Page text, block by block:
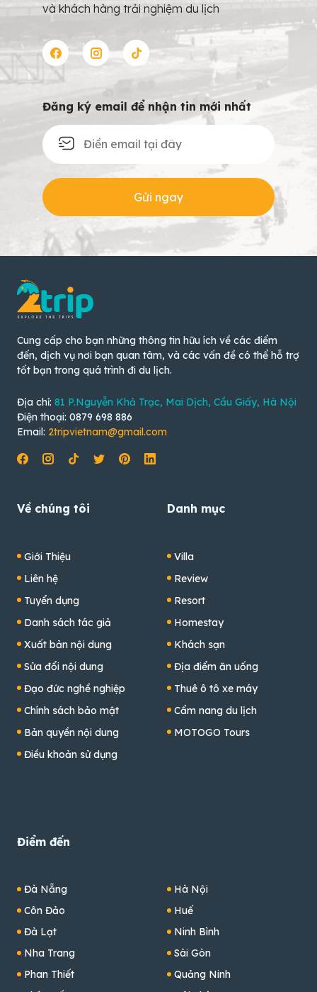
và khách hàng trải nghiệm du lịch
Đăng ký email để nhận tin mới nhất
Gửi ngay
Cung cấp cho bạn những thông tin hữu ích về các điểm
đến, dịch vụ nơi bạn quan tâm, và các vấn đề có thể hỗ trợ
tốt bạn trong quá trình đi du lịch.
Địa chỉ: 81 P.Nguyễn Khả Trạc, Mai Dịch, Cầu Giấy, Hà Nội
Điện thoại: 0879 698 886
Email: 2tripvietnam@gmail.com
Về chúng tôi
Giới Thiệu
Liên hệ
Tuyển dụng
Danh sách tác giả
Xuất bản nội dung
Sửa đổi nội dung
Đạo đức nghề nghiệp
Chính sách bảo mật
Bản quyền nội dung
Điều khoản sử dụng
Danh mục
Villa
Review
Resort
Homestay
Khách sạn
Địa điểm ăn uống
Thuê ô tô xe máy
Cẩm nang du lịch
MOTOGO Tours
Điểm đến
Đà Nẵng
Côn Đảo
Đà Lạt
Nha Trang
Phan Thiết
Hà Nội
Huế
Ninh Bình
Sài Gòn
Quảng Ninh